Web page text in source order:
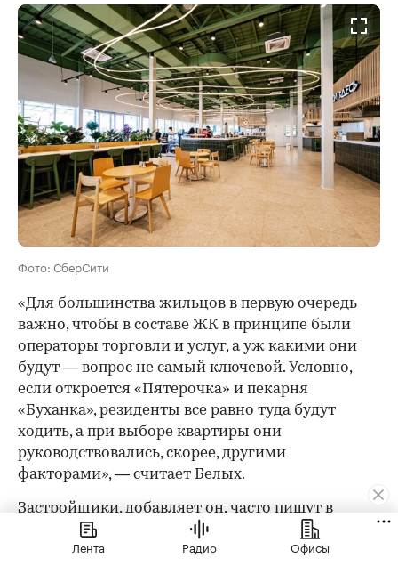
Фото: СберСити
«Для большинства жильцов в первую очередь
важно, чтобы в составе ЖК в принципе были
операторы торговли и услуг, а уж какими они
будут — вопрос не самый ключевой. Условно,
если откроется «Пятерочка» и пекарня
«Буханка», резиденты все равно туда будут
ходить, а при выборе квартиры они
руководствовались, скорее, другими
факторами», — считает Белых.
Застройщики, добавляет он, часто пишут в
презентационных материалах про
«премиальный супермаркет и уютные
Лента Радио Офисы